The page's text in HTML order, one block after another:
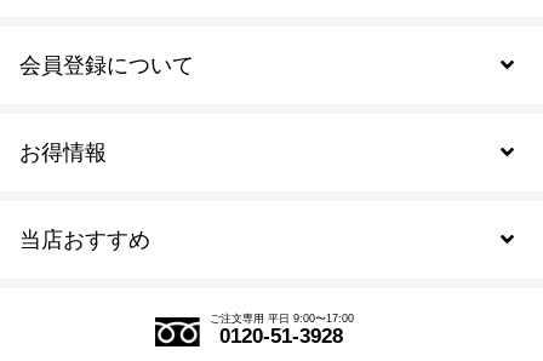
当店おすすめ
式部の香りシリーズ
お得情報
会員登録について
会員規約について
ご注文専用 平日 9:00〜17:00
0120-51-3928